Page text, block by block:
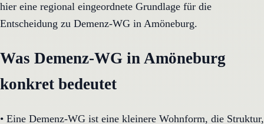
hier eine regional eingeordnete Grundlage für die
Entscheidung zu Demenz-WG in Amöneburg.
Was Demenz-WG in Amöneburg
konkret bedeutet
• Eine Demenz-WG ist eine kleinere Wohnform, die Struktur,